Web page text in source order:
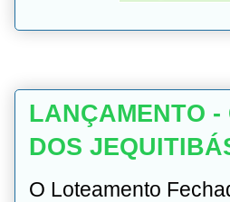
LANÇAMENTO -
DOS
O Loteamento